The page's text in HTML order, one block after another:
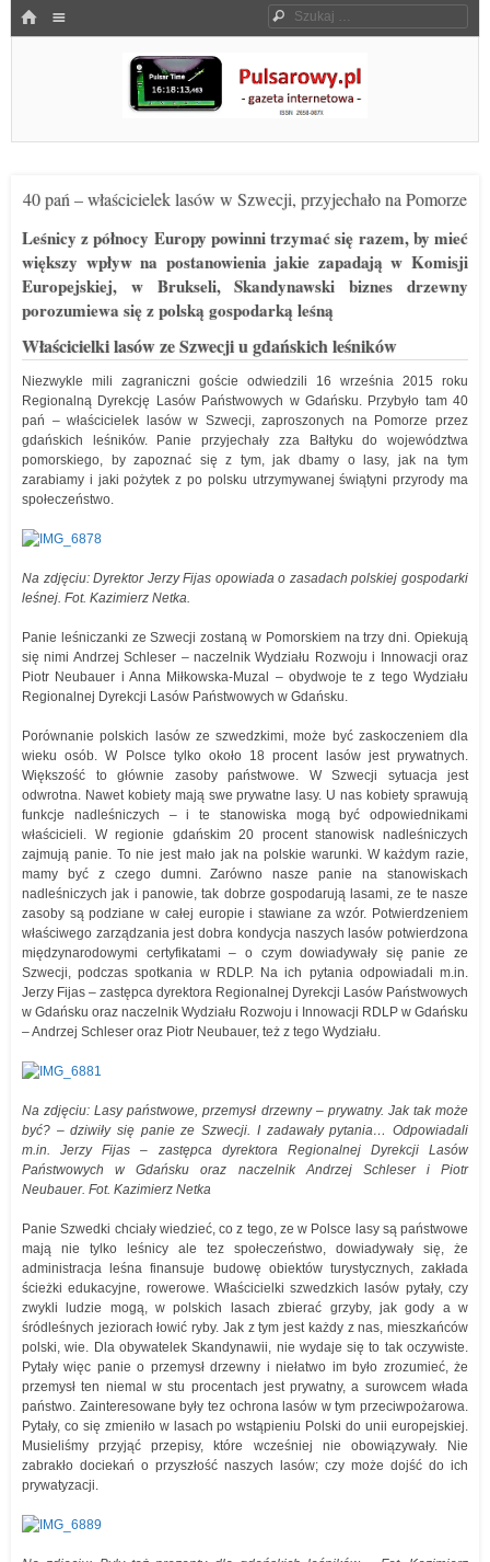
HOME Szukaj
Pulsarowy.pl
40 pań – właścicielek lasów w Szwecji, przyjechało na Pomorze
Leśnicy z północy Europy powinni trzymać się razem, by mieć
większy wpływ na postanowienia jakie zapadają w Komisji
Europejskiej, w Brukseli, Skandynawski biznes drzewny
porozumiewa się z polską gospodarką leśną
Właścicielki lasów ze Szwecji u gdańskich leśników
Niezwykle mili zagraniczni goście odwiedzili 16 września 2015 roku
Regionalną Dyrekcję Lasów Państwowych w Gdańsku. Przybyło tam 40
pań – właścicielek lasów w Szwecji, zaproszonych na Pomorze przez
gdańskich leśników. Panie przyjechały zza Bałtyku do województwa
pomorskiego, by zapoznać się z tym, jak dbamy o lasy, jak na tym
zarabiamy i jaki pożytek z po polsku utrzymywanej świątyni przyrody ma
społeczeństwo.
Na zdjęciu: Dyrektor Jerzy Fijas opowiada o zasadach polskiej gospodarki
leśnej. Fot. Kazimierz Netka.
Panie leśniczanki ze Szwecji zostaną w Pomorskiem na trzy dni. Opiekują
się nimi Andrzej Schleser – naczelnik Wydziału Rozwoju i Innowacji oraz
Piotr Neubauer i Anna Miłkowska-Muzal – obydwoje te z tego Wydziału
Regionalnej Dyrekcji Lasów Państwowych w Gdańsku.
Porównanie polskich lasów ze szwedzkimi, może być zaskoczeniem dla
wieku osób. W Polsce tylko około 18 procent lasów jest prywatnych.
Większość to głównie zasoby państwowe. W Szwecji sytuacja jest
odwrotna. Nawet kobiety mają swe prywatne lasy. U nas kobiety sprawują
funkcje nadleśniczych – i te stanowiska mogą być odpowiednikami
właścicieli. W regionie gdańskim 20 procent stanowisk nadleśniczych
zajmują panie. To nie jest mało jak na polskie warunki. W każdym razie,
mamy być z czego dumni. Zarówno nasze panie na stanowiskach
nadleśniczych jak i panowie, tak dobrze gospodarują lasami, ze te nasze
zasoby są podziane w całej europie i stawiane za wzór. Potwierdzeniem
właściwego zarządzania jest dobra kondycja naszych lasów potwierdzona
międzynarodowymi certyfikatami – o czym dowiadywały się panie ze
Szwecji, podczas spotkania w RDLP. Na ich pytania odpowiadali m.in.
Jerzy Fijas – zastępca dyrektora Regionalnej Dyrekcji Lasów Państwowych
w Gdańsku oraz naczelnik Wydziału Rozwoju i Innowacji RDLP w Gdańsku
– Andrzej Schleser oraz Piotr Neubauer, też z tego Wydziału.
Na zdjęciu: Lasy państwowe, przemysł drzewny – prywatny. Jak tak może
być? – dziwiły się panie ze Szwecji. I zadawały pytania… Odpowiadali
m.in. Jerzy Fijas – zastępca dyrektora Regionalnej Dyrekcji Lasów
Państwowych w Gdańsku oraz naczelnik Andrzej Schleser i Piotr
Neubauer. Fot. Kazimierz Netka
Panie Szwedki chciały wiedzieć, co z tego, ze w Polsce lasy są państwowe
mają nie tylko leśnicy ale tez społeczeństwo, dowiadywały się, że
administracja leśna finansuje budowę obiektów turystycznych, zakłada
ścieżki edukacyjne, rowerowe. Właścicielki szwedzkich lasów pytały, czy
zwykli ludzie mogą, w polskich lasach zbierać grzyby, jak gody a w
śródleśnych jeziorach łowić ryby. Jak z tym jest każdy z nas, mieszkańców
polski, wie. Dla obywatelek Skandynawii, nie wydaje się to tak oczywiste.
Pytały więc panie o przemysł drzewny i niełatwo im było zrozumieć, że
przemysł ten niemal w stu procentach jest prywatny, a surowcem włada
państwo. Zainteresowane były tez ochrona lasów w tym przeciwpożarowa.
Pytały, co się zmieniło w lasach po wstąpieniu Polski do unii europejskiej.
Musieliśmy przyjąć przepisy, które wcześniej nie obowiązywały. Nie
zabrakło dociekań o przyszłość naszych lasów; czy może dojść do ich
prywatyzacji.